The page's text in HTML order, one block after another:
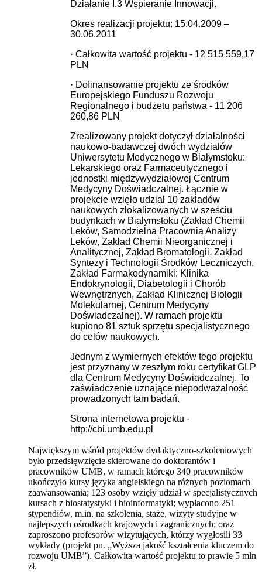
Działanie I.3 Wspieranie Innowacji.
Okres realizacji projektu: 15.04.2009 –
30.06.2011
· Całkowita wartość projektu - 12 515 559,17
PLN
· Dofinansowanie projektu ze środków
Europejskiego Funduszu Rozwoju
Regionalnego i budżetu państwa - 11 206
260,86 PLN
Zrealizowany projekt dotyczył działalności
naukowo-badawczej dwóch wydziałów
Uniwersytetu Medycznego w Białymstoku:
Lekarskiego oraz Farmaceutycznego i
jednostki międzywydziałowej Centrum
Medycyny Doświadczalnej. Łącznie w
projekcie wzięło udział 10 zakładów
naukowych zlokalizowanych w sześciu
budynkach w Białymstoku (Zakład Chemii
Leków, Samodzielna Pracownia Analizy
Leków, Zakład Chemii Nieorganicznej i
Analitycznej, Zakład Bromatologii, Zakład
Syntezy i Technologii Środków Leczniczych,
Zakład Farmakodynamiki; Klinika
Endokrynologii, Diabetologii i Chorób
Wewnętrznych, Zakład Klinicznej Biologii
Molekularnej, Centrum Medycyny
Doświadczalnej). W ramach projektu
kupiono 81 sztuk sprzętu specjalistycznego
do celów naukowych.
Jednym z wymiernych efektów tego projektu
jest przyznany w zeszłym roku certyfikat GLP
dla Centrum Medycyny Doświadczalnej. To
zaświadczenie uznające niepodważalność
prowadzonych tam badań.
Strona internetowa projektu -
http://cbi.umb.edu.pl
Największym wśród projektów dydaktyczno-szkoleniowych
było przedsięwzięcie skierowane do doktorantów i
pracowników UMB, w ramach którego 340 pracowników
ukończyło kursy języka angielskiego na różnych poziomach
zaawansowania; 123 osoby wzięły udział w specjalistycznych
kursach z biostatystyki i bioinformatyki; wypłacono 251
stypendiów, m.in. na szkolenia, staże, wizyty studyjne w
najlepszych ośrodkach krajowych i zagranicznych; oraz
zaproszono profesorów wizytujących, którzy wygłosili 33
wykłady (projekt pn. „Wyższa jakość kształcenia kluczem do
rozwoju UMB”). Całkowita wartość projektu to prawie 5 mln
zł.